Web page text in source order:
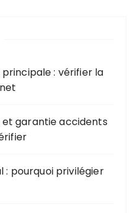
: vérifier la
garantie accidents
pourquoi privilégier